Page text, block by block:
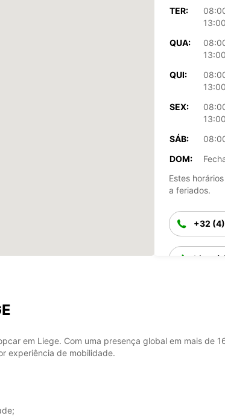
TER:
QUA:
QUI:
SEX:
SÁB:
DOM:
Estes
a feriados.
+32
em Liege. Com uma presença global em mais de
experiência de mobilidade.